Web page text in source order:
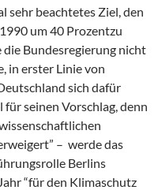
sehr beachtetes Ziel, den
um 40 Prozentzu
die Bundesregierung nicht
in erster Linie von
sich dafür
seinen Vorschlag, denn
– werde das
Berlins
“für den Klimaschutz